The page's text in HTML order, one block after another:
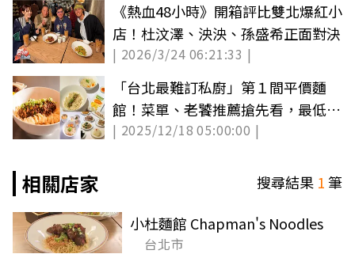
《熱血48小時》開箱評比雙北爆紅小
店！杜汶澤、泱泱、孫盛希正面對決
| 2026/3/24 06:21:33 |
「台北最難訂私廚」第１間平價麵
館！菜單、老饕推薦搶先看，最低只
要80元
| 2025/12/18 05:00:00 |
相關店家 搜尋結果 1筆
小杜麵館 Chapman's Noodles
台北市